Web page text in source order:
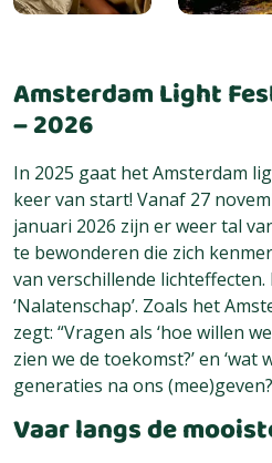
Amsterdam Light
– 2026
In 2025 gaat het Amsterdam
keer van start! Vanaf 27
januari 2026 zijn er weer tal
te bewonderen die zich
van verschillende lichteffecten.
‘Nalatenschap’. Zoals het
zegt: “Vragen als ‘hoe willen
zien we de toekomst?’ en ‘wat
generaties na ons
Vaar langs de